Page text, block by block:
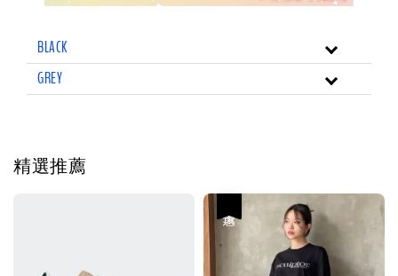
BLACK
GREY
精選推薦